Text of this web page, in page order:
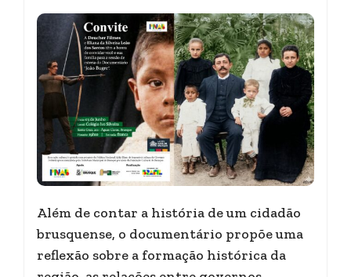
Além de contar a história de um cidadão
brusquense, o documentário propõe uma
reflexão sobre a formação histórica da